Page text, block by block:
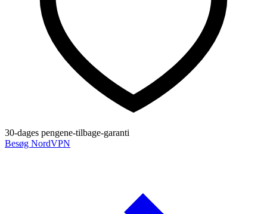
30-dages pengene-tilbage-garanti
Besøg NordVPN